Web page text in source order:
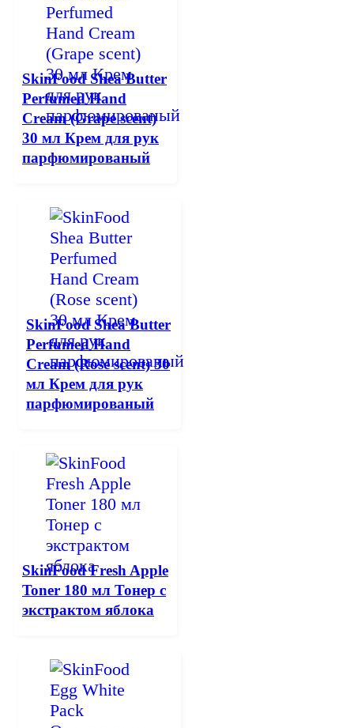
SkinFood Shea Butter
Perfumed Hand
Cream (Grape scent)
30 мл Крем для рук
парфюмированый
SkinFood Shea Butter
Perfumed Hand
Cream (Rose scent) 30
мл Крем для рук
парфюмированый
SkinFood Fresh Apple
Toner 180 мл Тонер с
экстрактом яблока